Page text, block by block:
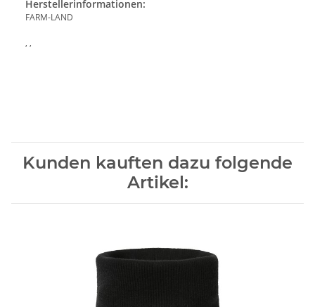
Herstellerinformationen:
FARM-LAND
, ,
Kunden kauften dazu folgende
Artikel: